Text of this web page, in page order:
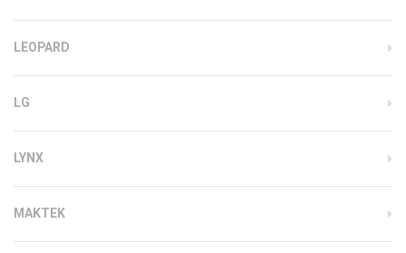
LEOPARD
LG
LYNX
MAKTEK